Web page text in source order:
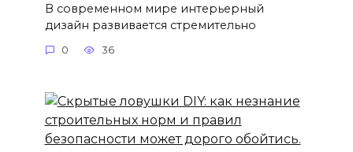
В современном мире интерьерный
дизайн развивается стремительно
0 36